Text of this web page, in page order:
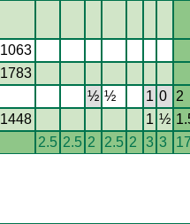
1063
1783
½ ½ 1 0
2
1448 1 ½
2.5 2.5 2 2.5 2 3 3